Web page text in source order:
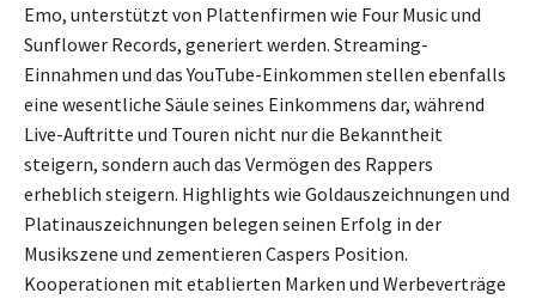
Emo, unterstützt von Plattenfirmen wie Four Music und
Sunflower Records, generiert werden. Streaming-
Einnahmen und das YouTube-Einkommen stellen ebenfalls
eine wesentliche Säule seines Einkommens dar, während
Live-Auftritte und Touren nicht nur die Bekanntheit
steigern, sondern auch das Vermögen des Rappers
erheblich steigern. Highlights wie Goldauszeichnungen und
Platinauszeichnungen belegen seinen Erfolg in der
Musikszene und zementieren Caspers Position.
Kooperationen mit etablierten Marken und Werbeverträge